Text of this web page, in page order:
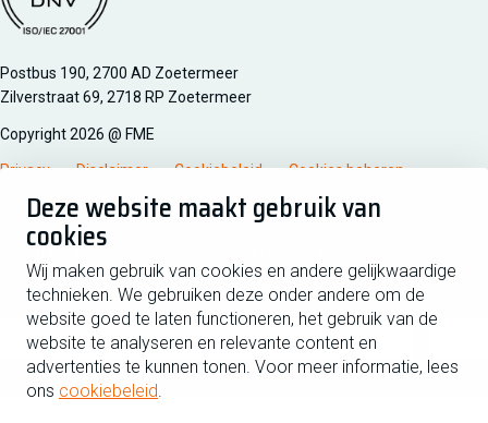
Deze website maakt gebruik van
cookies
Wij maken gebruik van cookies en andere gelijkwaardige
technieken. We gebruiken deze onder andere om de
website goed te laten functioneren, het gebruik van de
website te analyseren en relevante content en
advertenties te kunnen tonen. Voor meer informatie, lees
ons cookiebeleid.
Managementsyteem certificatie DNV iso/iec 27001
Postbus 190, 2700 AD Zoetermeer
Zilverstraat 69, 2718 RP Zoetermeer
Copyright 2026 @ FME
Privacy Disclaimer Cookiebeleid Cookies beheren
Schrijf je in voor de nieuwsbrief
Voornaam
Achternaam